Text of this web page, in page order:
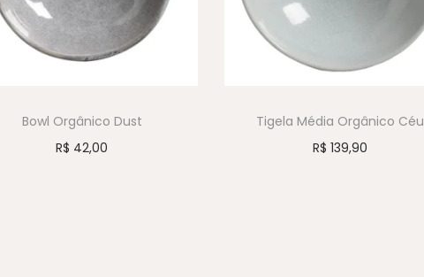
Bowl Orgânico Dust
R$ 42,00
Tigela Média Orgânico Céu
R$ 139,90